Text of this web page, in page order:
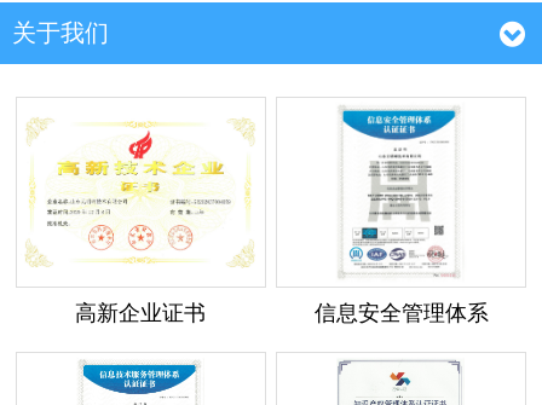
关于我们
高新企业证书 信息安全管理体系